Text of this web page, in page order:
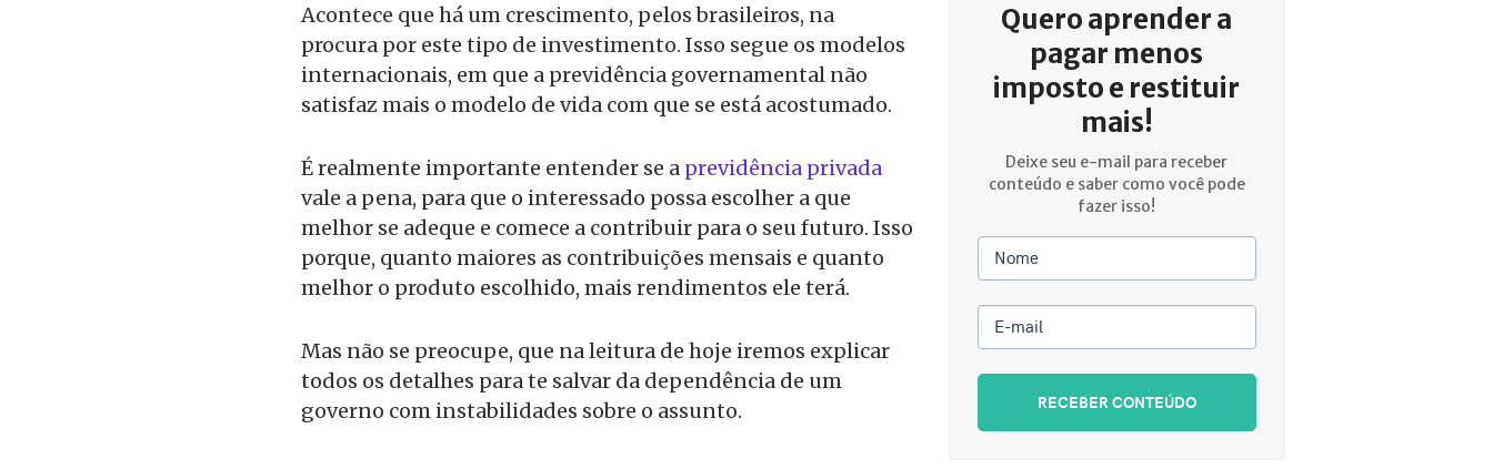
Acontece que há um crescimento, pelos brasileiros, na
procura por este tipo de investimento. Isso segue os modelos
internacionais, em que a previdência governamental não
satisfaz mais o modelo de vida com que se está acostumado.
É realmente importante entender se a previdência privada
vale a pena, para que o interessado possa escolher a que
melhor se adeque e comece a contribuir para o seu futuro. Isso
porque, quanto maiores as contribuições mensais e quanto
melhor o produto escolhido, mais rendimentos ele terá.
Mas não se preocupe, que na leitura de hoje iremos explicar
todos os detalhes para te salvar da dependência de um
governo com instabilidades sobre o assunto.
Quero aprender a
pagar menos
imposto e restituir
mais!
Deixe seu e-mail para receber
conteúdo e saber como você pode
fazer isso!
Nome
E-mail
RECEBER CONTEÚDO